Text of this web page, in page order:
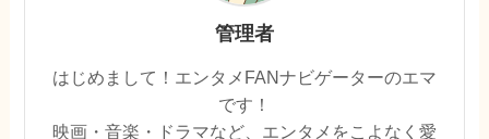
管理者
はじめまして！エンタメFANナビゲーターのエマ
です！
映画・音楽・ドラマなど、エンタメをこよなく愛